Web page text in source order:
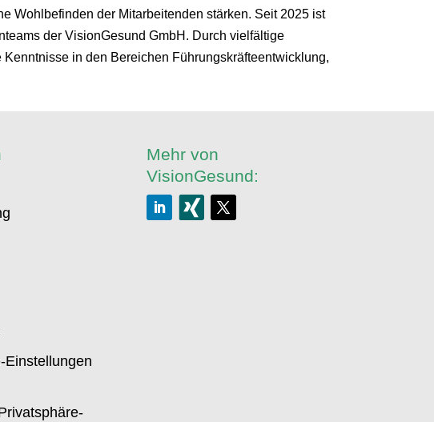
Wohlbefinden der Mitarbeitenden stärken. Seit 2025 ist
der VisionGesund GmbH. Durch vielfältige
in den Bereichen Führungskräfteentwicklung,
Einstellungen
Mehr von
VisionGesund: